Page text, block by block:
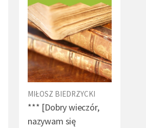
MIŁOSZ BIEDRZYCKI
*** [Dobry wieczór,
nazywam się